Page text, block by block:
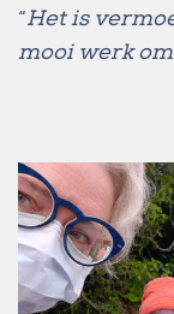
“Het is
mooi werk